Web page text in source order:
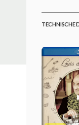
TECHNISCHE